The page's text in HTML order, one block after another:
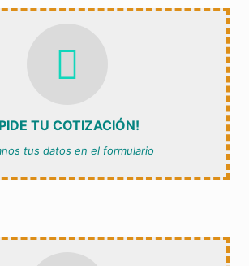
TU COTIZACIÓN!
tus datos en el formulario